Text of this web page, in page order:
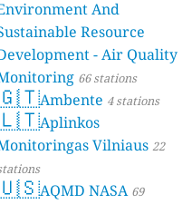
Environment And
Sustainable Resource
Development - Air Quality
Monitoring 66 stations
🇬🇹Ambente 4 stations
🇱🇹Aplinkos
Monitoringas Vilniaus 22
stations
🇺🇸AQMD NASA 69